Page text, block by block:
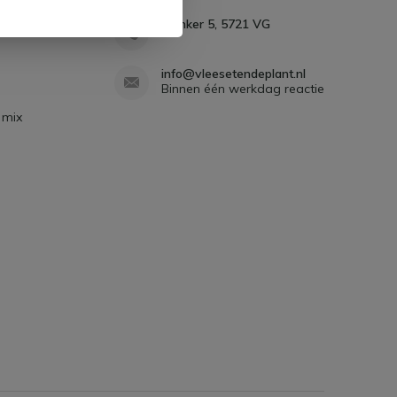
Planker 5, 5721 VG
info@vleesetendeplant.nl
Binnen één werkdag reactie